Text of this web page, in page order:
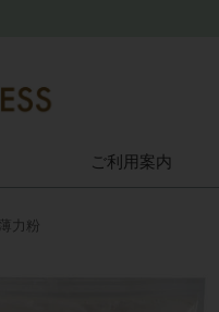
ご利用案内
薄力粉